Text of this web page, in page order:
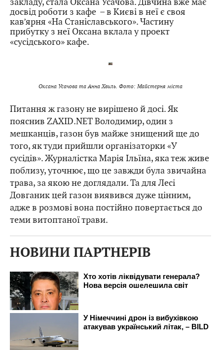
досвід роботи з кафе – в Києві в неї є своя
кав’ярня «На Станіславського». Частину
прибутку з неї Оксана вклала у проект
«сусідського» кафе.
Оксана Усачова та Анна Хвиль. Фото: Майстерня міста
Питання ж газону не вирішено й досі. Як
пояснив ZAXID.NET Володимир, один з
мешканців, газон був майже знищений ще до
того, як туди прийшли організаторки «У
сусідів». Журналістка Марія Ільїна, яка теж живе
поблизу, уточнює, що це завжди була звичайна
трава, за якою не доглядали. Та для Лесі
Довганик цей газон виявився дуже цінним,
адже в розмові вона постійно повертається до
теми витоптаної трави.
НОВИНИ ПАРТНЕРІВ